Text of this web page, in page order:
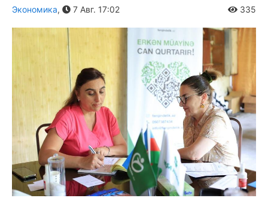
Экономика, 7 Авг. 17:02 335